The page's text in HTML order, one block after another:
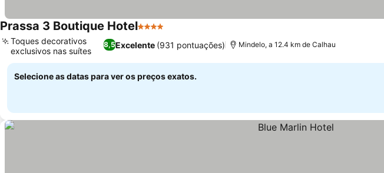
Prassa 3 Boutique Hotel4 Estrelas
8,5Excelente (931 pontuações)
Toques decorativos
exclusivos nas suítes
Mindelo, a 12.4 km de Calhau
Selecione as datas para ver os preços exatos.